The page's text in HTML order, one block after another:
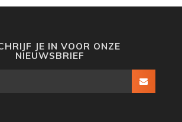
JE IN VOOR ONZE
NIEUWSBRIEF